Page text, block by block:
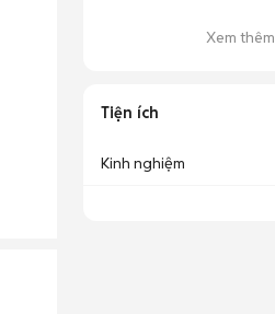
Xem thêm
Tiện ích
Kinh nghiệm